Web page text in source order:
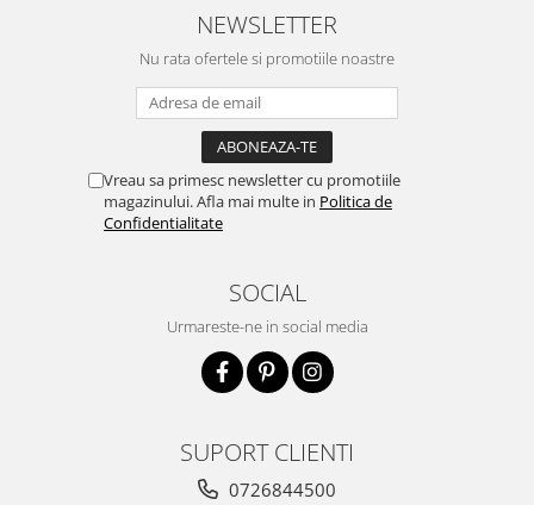
NEWSLETTER
Nu rata ofertele si promotiile noastre
Vreau sa primesc newsletter cu promotiile
magazinului. Afla mai multe in Politica de
Confidentialitate
SOCIAL
Urmareste-ne in social media
SUPORT CLIENTI
0726844500